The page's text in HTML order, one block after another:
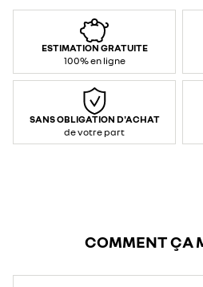
ESTIMATION GRATUITE
100% en ligne
SANS OBLIGATION D'ACHAT
de votre part
COMMENT ÇA